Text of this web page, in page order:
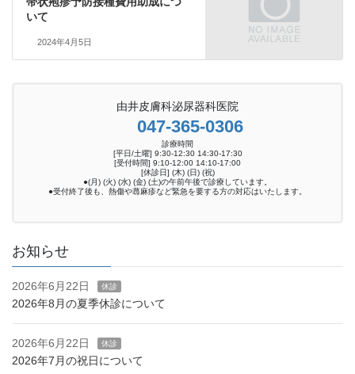
いて
2024年4月5日
由井皮膚科泌尿器科医院
047-365-0306
診療時間
[平日/土曜] 9:30-12:30 14:30-17:30
[受付時間] 9:10-12:00 14:10-17:00
[休診日] (木) (日) (祝)
●(月) (火) (水) (金) (土)の午前午後で診療しています。
●受付終了後も、熱傷や蕁麻疹など緊急を要する方の対応はいたします。
お知らせ
2026年6月22日 休診
2026年8月の夏季休診について
2026年6月22日 休診
2026年7月の祝日について